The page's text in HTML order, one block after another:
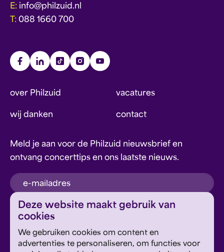
Deze website maakt gebruik van
cookies
We gebruiken cookies om content en
advertenties te personaliseren, om functies voor
E: info@philzuid.nl
T: 088 1660 700
over Philzuid vacatures
wij danken contact
Meld je aan voor de Philzuid nieuwsbrief en
ontvang concerttips en ons laatste nieuws.
inschrijven
Google's Privacyverklaring en Servicevoorwaarden
van toepassing.
Geef om Philzuid en steun ons!